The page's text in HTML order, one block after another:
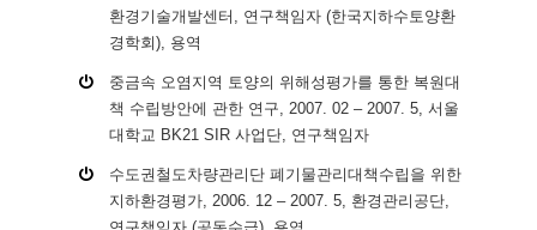
환경기술개발센터, 연구책임자 (한국지하수토양환
경학회), 용역
중금속 오염지역 토양의 위해성평가를 통한 복원대
책 수립방안에 관한 연구, 2007. 02 – 2007. 5, 서울
대학교 BK21 SIR 사업단, 연구책임자
수도권철도차량관리단 폐기물관리대책수립을 위한
지하환경평가, 2006. 12 – 2007. 5, 환경관리공단,